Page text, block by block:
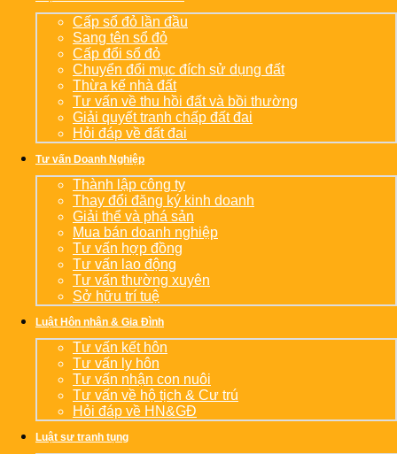
Cấp sổ đỏ lần đầu
Sang tên sổ đỏ
Cấp đổi sổ đỏ
Chuyển đổi mục đích sử dụng đất
Thừa kế nhà đất
Tư vấn về thu hồi đất và bồi thường
Giải quyết tranh chấp đất đai
Hỏi đáp về đất đai
Tư vấn Doanh Nghiệp
Thành lập công ty
Thay đổi đăng ký kinh doanh
Giải thể và phá sản
Mua bán doanh nghiệp
Tư vấn hợp đồng
Tư vấn lao động
Tư vấn thường xuyên
Sở hữu trí tuệ
Luật Hôn nhân & Gia Đình
Tư vấn kết hôn
Tư vấn ly hôn
Tư vấn nhận con nuôi
Tư vấn về hộ tịch & Cư trú
Hỏi đáp về HN&GĐ
Luật sư tranh tụng